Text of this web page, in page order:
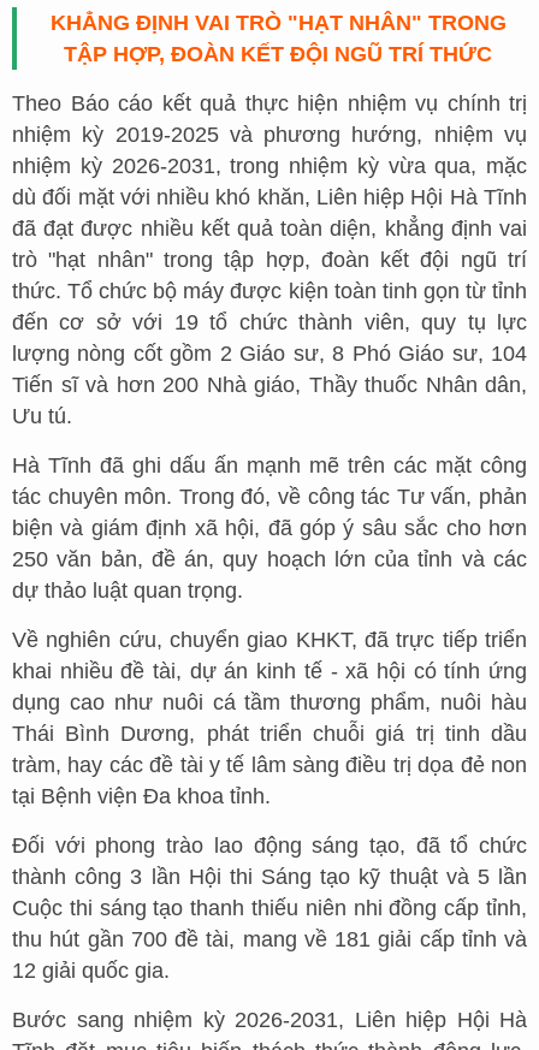
KHẲNG ĐỊNH VAI TRÒ "HẠT NHÂN" TRONG
TẬP HỢP, ĐOÀN KẾT ĐỘI NGŨ TRÍ THỨC
Theo Báo cáo kết quả thực hiện nhiệm vụ chính trị
nhiệm kỳ 2019-2025 và phương hướng, nhiệm vụ
nhiệm kỳ 2026-2031, trong nhiệm kỳ vừa qua, mặc
dù đối mặt với nhiều khó khăn, Liên hiệp Hội Hà Tĩnh
đã đạt được nhiều kết quả toàn diện, khẳng định vai
trò "hạt nhân" trong tập hợp, đoàn kết đội ngũ trí
thức. Tổ chức bộ máy được kiện toàn tinh gọn từ tỉnh
đến cơ sở với 19 tổ chức thành viên, quy tụ lực
lượng nòng cốt gồm 2 Giáo sư, 8 Phó Giáo sư, 104
Tiến sĩ và hơn 200 Nhà giáo, Thầy thuốc Nhân dân,
Ưu tú.
Hà Tĩnh đã ghi dấu ấn mạnh mẽ trên các mặt công
tác chuyên môn. Trong đó, về công tác Tư vấn, phản
biện và giám định xã hội, đã góp ý sâu sắc cho hơn
250 văn bản, đề án, quy hoạch lớn của tỉnh và các
dự thảo luật quan trọng.
Về nghiên cứu, chuyển giao KHKT, đã trực tiếp triển
khai nhiều đề tài, dự án kinh tế - xã hội có tính ứng
dụng cao như nuôi cá tầm thương phẩm, nuôi hàu
Thái Bình Dương, phát triển chuỗi giá trị tinh dầu
tràm, hay các đề tài y tế lâm sàng điều trị dọa đẻ non
tại Bệnh viện Đa khoa tỉnh.
Đối với phong trào lao động sáng tạo, đã tổ chức
thành công 3 lần Hội thi Sáng tạo kỹ thuật và 5 lần
Cuộc thi sáng tạo thanh thiếu niên nhi đồng cấp tỉnh,
thu hút gần 700 đề tài, mang về 181 giải cấp tỉnh và
12 giải quốc gia.
Bước sang nhiệm kỳ 2026-2031, Liên hiệp Hội Hà